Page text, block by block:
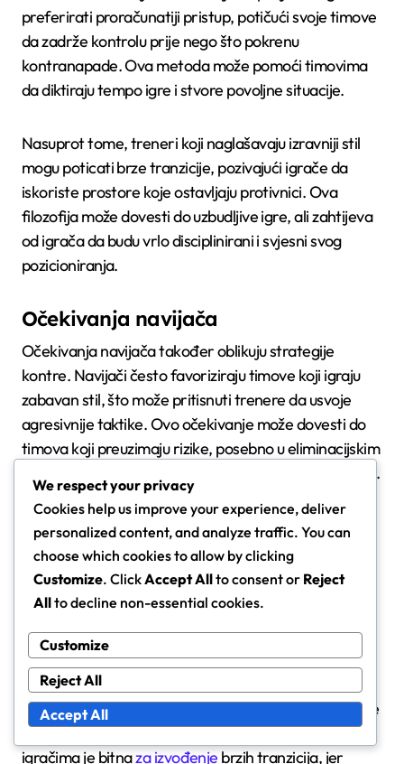
preferirati proračunatiji pristup, potičući svoje timove
da zadrže kontrolu prije nego što pokrenu
kontranapade. Ova metoda može pomoći timovima
da diktiraju tempo igre i stvore povoljne situacije.
Nasuprot tome, treneri koji naglašavaju izravniji stil
mogu poticati brze tranzicije, pozivajući igrače da
iskoriste prostore koje ostavljaju protivnici. Ova
filozofija može dovesti do uzbudljive igre, ali zahtijeva
od igrača da budu vrlo disciplinirani i svjesni svog
pozicioniranja.
Očekivanja navijača
Očekivanja navijača također oblikuju strategije
kontre. Navijači često favoriziraju timove koji igraju
zabavan stil, što može pritisnuti trenere da usvoje
agresivnije taktike. Ovo očekivanje može dovesti do
timova koji preuzimaju rizike, posebno u eliminacijskim
fazama gdje je želja za pobjedom od najveće važnosti.
Međutim, važno je uravnotežiti očekivanja navijača s
praktičnim strategijama igre. Timovi moraju osigurati
da njihov stil kontre ne ugrožava njihovu obrambenu
integritet, jer primanje golova može brzo pretvoriti
Dinamika tima
Dinamika tima utječe na to koliko učinkovito tim može
implementirati strategije kontre. Kohezija među
igračima je bitnaza izvođenje brzih tranzicija, jer
We respect your privacy
Cookies help us improve your experience, deliver
personalized content, and analyze traffic. You can
choose which cookies to allow by clicking
Customize. ClickAccept Allto consent or Reject
Allto decline non-essential cookies.
Customize
Reject All
Accept All